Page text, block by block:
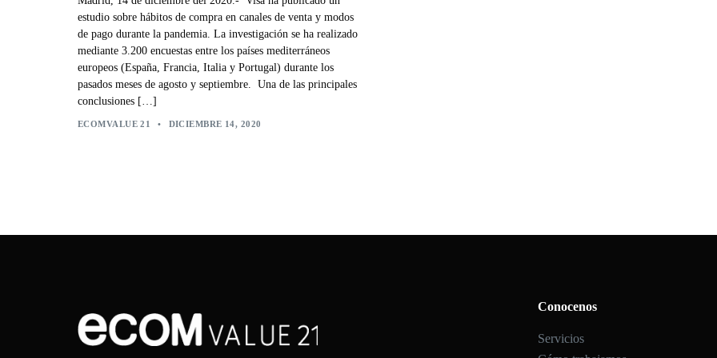
estudio sobre hábitos de compra en canales de venta y modos
de pago durante la pandemia. La investigación se ha realizado
mediante 3.200 encuestas entre los países mediterráneos
europeos (España, Francia, Italia y Portugal) durante los
pasados meses de agosto y septiembre. Una de las principales
conclusiones […]
ECOMVALUE 21 • DICIEMBRE 14, 2020
Conocenos
Servicios